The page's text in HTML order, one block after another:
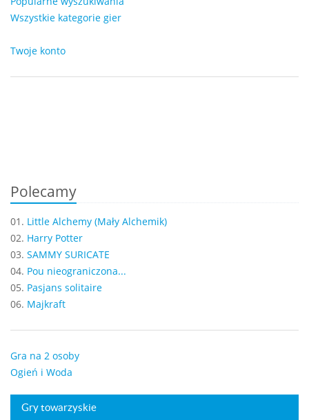
Wszystkie kategorie gier
Twoje konto
Polecamy
01. Little Alchemy (Mały Alchemik)
02. Harry Potter
03. SAMMY SURICATE
04. Pou nieograniczona...
05. Pasjans solitaire
06. Majkraft
Gra na 2 osoby
Ogień i Woda
Gry towarzyskie